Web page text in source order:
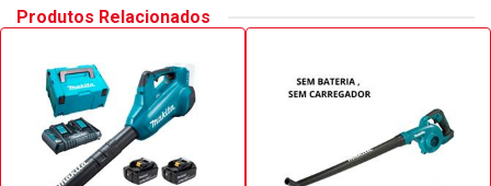
Produtos Relacionados